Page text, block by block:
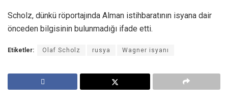
Scholz, dünkü röportajında Alman istihbaratının isyana dair
önceden bilgisinin bulunmadığı ifade etti.
Etiketler: Olaf Scholz rusya Wagner isyanı